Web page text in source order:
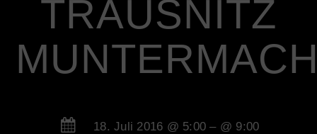
TRAUSNITZ
18. Juli 2016 @ 5:00– @ 9:00